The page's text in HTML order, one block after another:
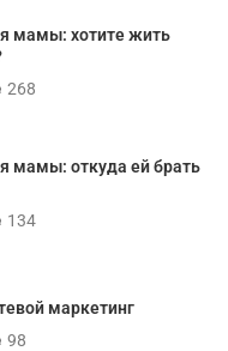
мамы: хотите жить
268
мамы: откуда ей брать
134
маркетинг
98